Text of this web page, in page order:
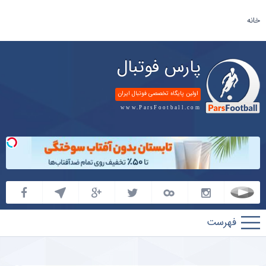
خانه
پارس فوتبال
اولین پایگاه تخصصی فوتبال ایران
www.ParsFootball.com
پارس
فوتبال